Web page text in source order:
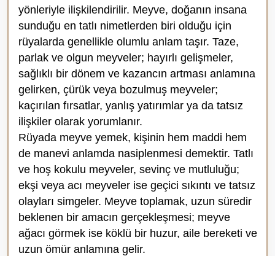
yönleriyle ilişkilendirilir. Meyve, doğanın insana
sunduğu en tatlı nimetlerden biri olduğu için
rüyalarda genellikle olumlu anlam taşır. Taze,
parlak ve olgun meyveler; hayırlı gelişmeler,
sağlıklı bir dönem ve kazancın artması anlamına
gelirken, çürük veya bozulmuş meyveler;
kaçırılan fırsatlar, yanlış yatırımlar ya da tatsız
ilişkiler olarak yorumlanır.
Rüyada meyve yemek, kişinin hem maddi hem
de manevi anlamda nasiplenmesi demektir. Tatlı
ve hoş kokulu meyveler, sevinç ve mutluluğu;
ekşi veya acı meyveler ise geçici sıkıntı ve tatsız
olayları simgeler. Meyve toplamak, uzun süredir
beklenen bir amacın gerçekleşmesi; meyve
ağacı görmek ise köklü bir huzur, aile bereketi ve
uzun ömür anlamına gelir.